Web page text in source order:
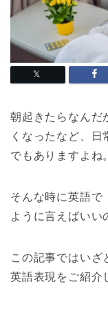
朝起きたらなんだ
くなったなど、
でもありますよね。
そんな時に英語で
ように言えばいい
この記事ではいざ
英語表現をご紹介